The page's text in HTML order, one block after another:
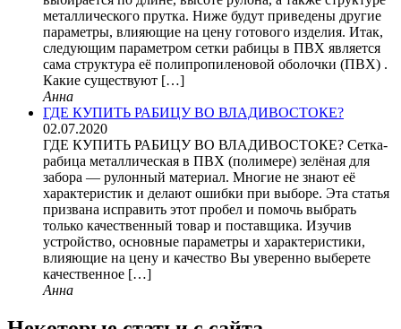
металлического прутка. Ниже будут приведены другие
параметры, влияющие на цену готового изделия. Итак,
следующим параметром сетки рабицы в ПВХ является
сама структура её полипропиленовой оболочки (ПВХ) .
Какие существуют […]
Анна
ГДЕ КУПИТЬ РАБИЦУ ВО ВЛАДИВОСТОКЕ?
02.07.2020
ГДЕ КУПИТЬ РАБИЦУ ВО ВЛАДИВОСТОКЕ? Сетка-
рабица металлическая в ПВХ (полимере) зелёная для
забора — рулонный материал. Многие не знают её
характеристик и делают ошибки при выборе. Эта статья
призвана исправить этот пробел и помочь выбрать
только качественный товар и поставщика. Изучив
устройство, основные параметры и характеристики,
влияющие на цену и качество Вы уверенно выберете
качественное […]
Анна